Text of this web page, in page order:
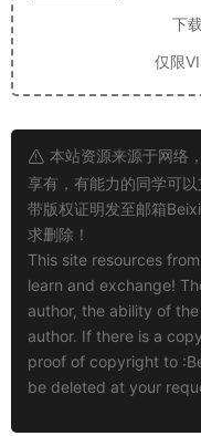
下
仅限
本站资源来源于网络
享有，有能力的同学可
带版权证明发至邮箱
求删除！
This site resources
learn and exchange!
author, the ability of
author. If there is a
proof of copyright to :
be deleted at your